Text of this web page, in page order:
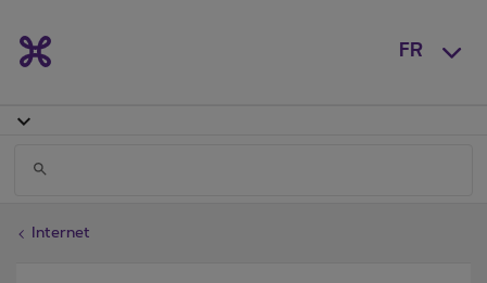
FR
Internet